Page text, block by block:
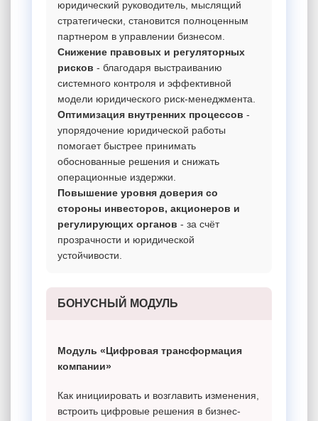
юридический руководитель, мыслящий
стратегически, становится полноценным
партнером в управлении бизнесом.
Снижение правовых и регуляторных
рисков - благодаря выстраиванию
системного контроля и эффективной
модели юридического риск-менеджмента.
Оптимизация внутренних процессов -
упорядочение юридической работы
помогает быстрее принимать
обоснованные решения и снижать
операционные издержки.
Повышение уровня доверия со
стороны инвесторов, акционеров и
регулирующих органов - за счёт
прозрачности и юридической
устойчивости.
БОНУСНЫЙ МОДУЛЬ
Модуль «Цифровая трансформация
компании»
Как инициировать и возглавить изменения,
встроить цифровые решения в бизнес-